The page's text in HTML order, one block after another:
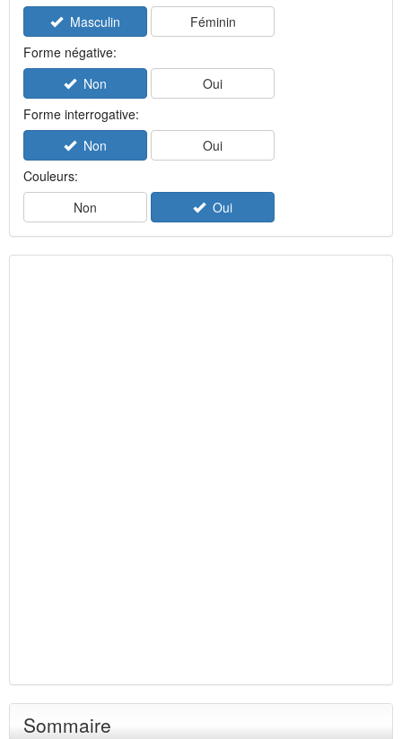
Masculin
Féminin
Forme négative:
Non
Oui
Forme interrogative:
Non
Oui
Couleurs:
Non
Oui
Sommaire